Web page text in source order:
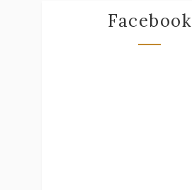
Facebook